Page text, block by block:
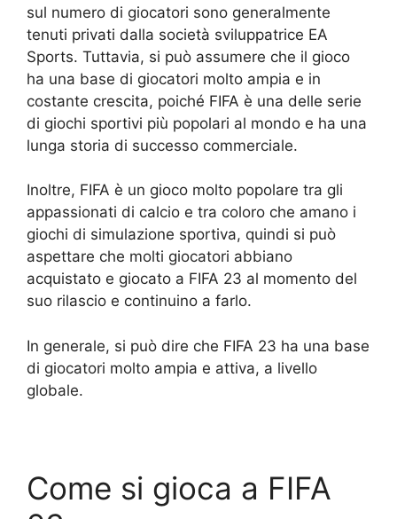
sul numero di giocatori sono generalmente
tenuti privati dalla società sviluppatrice EA
Sports. Tuttavia, si può assumere che il gioco
ha una base di giocatori molto ampia e in
costante crescita, poiché FIFA è una delle serie
di giochi sportivi più popolari al mondo e ha una
lunga storia di successo commerciale.
Inoltre, FIFA è un gioco molto popolare tra gli
appassionati di calcio e tra coloro che amano i
giochi di simulazione sportiva, quindi si può
aspettare che molti giocatori abbiano
acquistato e giocato a FIFA 23 al momento del
suo rilascio e continuino a farlo.
In generale, si può dire che FIFA 23 ha una base
di giocatori molto ampia e attiva, a livello
globale.
Come si gioca a FIFA